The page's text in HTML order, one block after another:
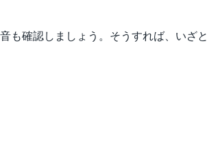
も確認しましょう。そうすれば、いざ